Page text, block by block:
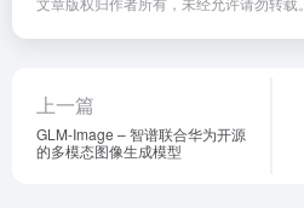
上一篇
GLM-Image – 智谱联合华为开源
的多模态图像生成模型